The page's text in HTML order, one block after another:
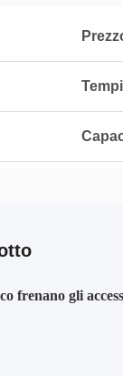
frenano gli